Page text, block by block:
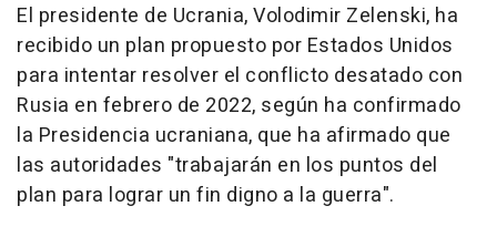
El presidente de Ucrania, Volodimir Zelenski, ha
recibido un plan propuesto por Estados Unidos
para intentar resolver el conflicto desatado con
Rusia en febrero de 2022, según ha confirmado
la Presidencia ucraniana, que ha afirmado que
las autoridades "trabajarán en los puntos del
plan para lograr un fin digno a la guerra".